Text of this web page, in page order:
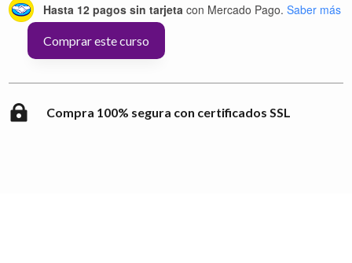
Hasta 12 pagos sin tarjeta con Mercado Pago. Saber más
AURICULOTERAPIA
Comprar este curso
 Compra 100% segura con certificados SSL